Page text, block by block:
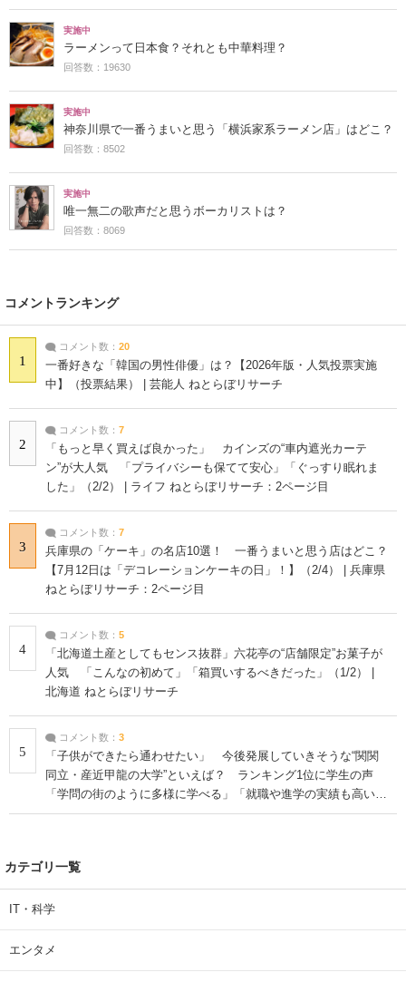
実施中
ラーメンって日本食？それとも中華料理？
回答数：19630
実施中
神奈川県で一番うまいと思う「横浜家系ラーメン店」はどこ？
回答数：8502
実施中
唯一無二の歌声だと思うボーカリストは？
回答数：8069
コメントランキング
1
コメント数： 20
一番好きな「韓国の男性俳優」は？【2026年版・人気投票実施
中】（投票結果） | 芸能人 ねとらぼリサーチ
2
コメント数： 7
「もっと早く買えば良かった」 カインズの“車内遮光カーテ
ン”が大人気 「プライバシーも保てて安心」「ぐっすり眠れま
した」（2/2） | ライフ ねとらぼリサーチ：2ページ目
3
コメント数： 7
兵庫県の「ケーキ」の名店10選！ 一番うまいと思う店はどこ？
【7月12日は「デコレーションケーキの日」！】（2/4） | 兵庫県
ねとらぼリサーチ：2ページ目
4
コメント数： 5
「北海道土産としてもセンス抜群」六花亭の“店舗限定”お菓子が
人気 「こんなの初めて」「箱買いするべきだった」（1/2） |
北海道 ねとらぼリサーチ
5
コメント数： 3
「子供ができたら通わせたい」 今後発展していきそうな“関関
同立・産近甲龍の大学”といえば？ ランキング1位に学生の声
「学問の街のように多様に学べる」「就職や進学の実績も高い」
| 大学 ねとらぼリサーチ
カテゴリ一覧
IT・科学
エンタメ